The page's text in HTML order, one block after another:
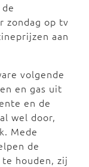
zondag op tv
aan
volgende
en gas uit
en de
wel door,
Mede
de
houden, zij